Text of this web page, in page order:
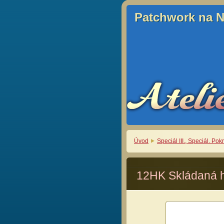
Patchwork na
Patchwork na
Úvod Speciál III., Speciál.
12HK Skládaná